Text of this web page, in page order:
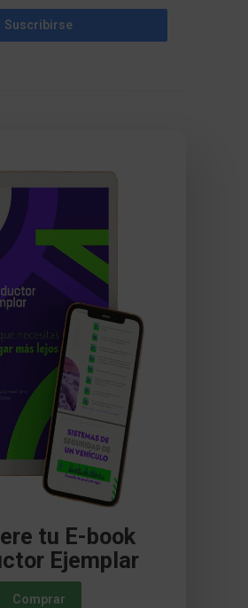
Suscribirse
tu E-book
Ejemplar
Comprar